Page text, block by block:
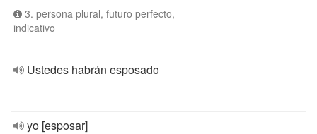
3. persona plural, futuro perfecto,
indicativo
Ustedes habrán esposado
yo [esposar]